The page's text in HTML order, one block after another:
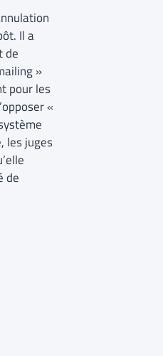
Il a
de
»
pour les
«
les juges
de